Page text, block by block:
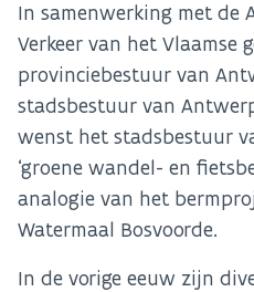
In samenwerking met de
Verkeer van het Vlaamse
provinciebestuur van
stadsbestuur van
wenst het stadsbestuur
‘groene wandel- en
analogie van het
Watermaal Bosvoorde.
In de vorige eeuw zijn